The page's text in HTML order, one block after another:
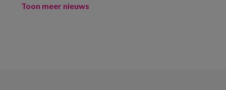
Toon meer nieuws